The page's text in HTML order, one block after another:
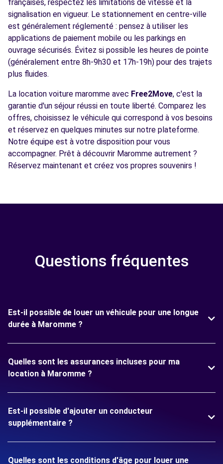
françaises, respectez les limitations de vitesse et la
signalisation en vigueur. Le stationnement en centre-ville
est généralement réglementé : pensez à utiliser les
applications de paiement mobile ou les parkings en
ouvrage sécurisés. Évitez si possible les heures de pointe
(généralement entre 8h-9h30 et 17h-19h) pour des trajets
plus fluides.
La location voiture maromme avec Free2Move, c'est la
garantie d'un séjour réussi en toute liberté. Comparez les
offres, choisissez le véhicule qui correspond à vos besoins
et réservez en quelques minutes sur notre plateforme.
Notre équipe est à votre disposition pour vous
accompagner. Prêt à découvrir Maromme autrement ?
Réservez maintenant et créez vos propres souvenirs !
Questions fréquentes
Est-il possible de louer un véhicule pour une longue
durée à Maromme ?
Quelles sont les assurances incluses pour ma
location à Maromme ?
Est-il possible d'ajouter un conducteur
supplémentaire ?
Quelles sont les conditions d'âge pour louer une